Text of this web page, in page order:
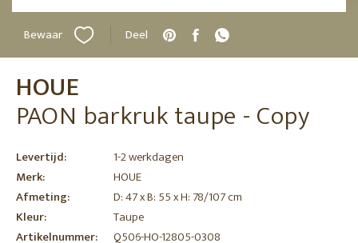
Bewaar Deel
HOUE
PAON barkruk taupe - Copy
Levertijd:
1-2 werkdagen
Merk:
HOUE
Afmeting:
D: 47 x B: 55 x H: 78/107 cm
Kleur:
Taupe
Artikelnummer:
Q506-HO-12805-0308